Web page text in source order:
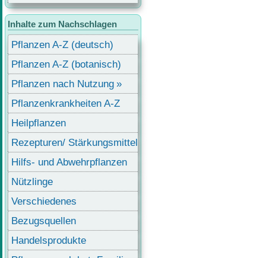
Inhalte zum Nachschlagen
Pflanzen A-Z (deutsch)
Pflanzen A-Z (botanisch)
Pflanzen nach Nutzung
Pflanzenkrankheiten A-Z
Heilpflanzen
Rezepturen/ Stärkungsmittel
Hilfs- und Abwehrpflanzen
Nützlinge
Verschiedenes
Bezugsquellen
Handelsprodukte